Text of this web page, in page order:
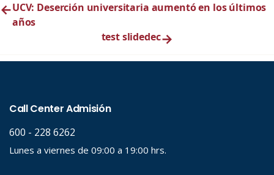
←UCV: Deserción universitaria aumentó en los últimos
años
test slidedec→